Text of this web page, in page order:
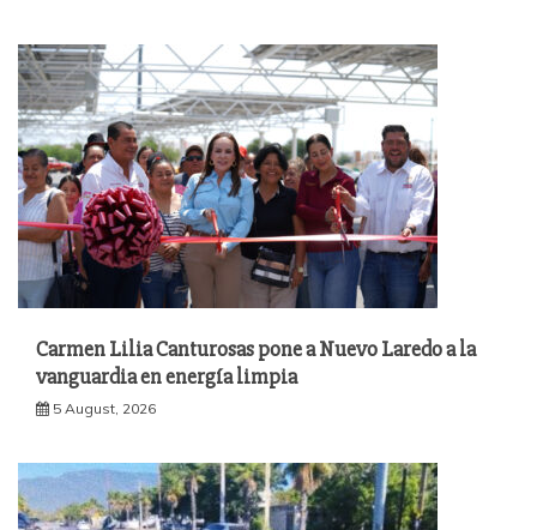
Carmen Lilia Canturosas pone a Nuevo Laredo a la
vanguardia en energía limpia
5 August, 2026